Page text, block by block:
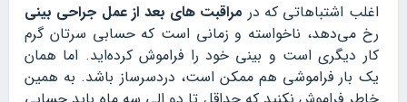
اغلب اشتباهاتی که در مراقبت های بعد از عمل جراحی بینی
رخ می‌دهد، ناخواسته و زمانی است که حسابی سرتان گرم
کار دیگری است و بینی خود را فراموش کرده‌اید. اما همان
یک بار فراموشی هم ممکن است، دردسرساز باشد. به همین